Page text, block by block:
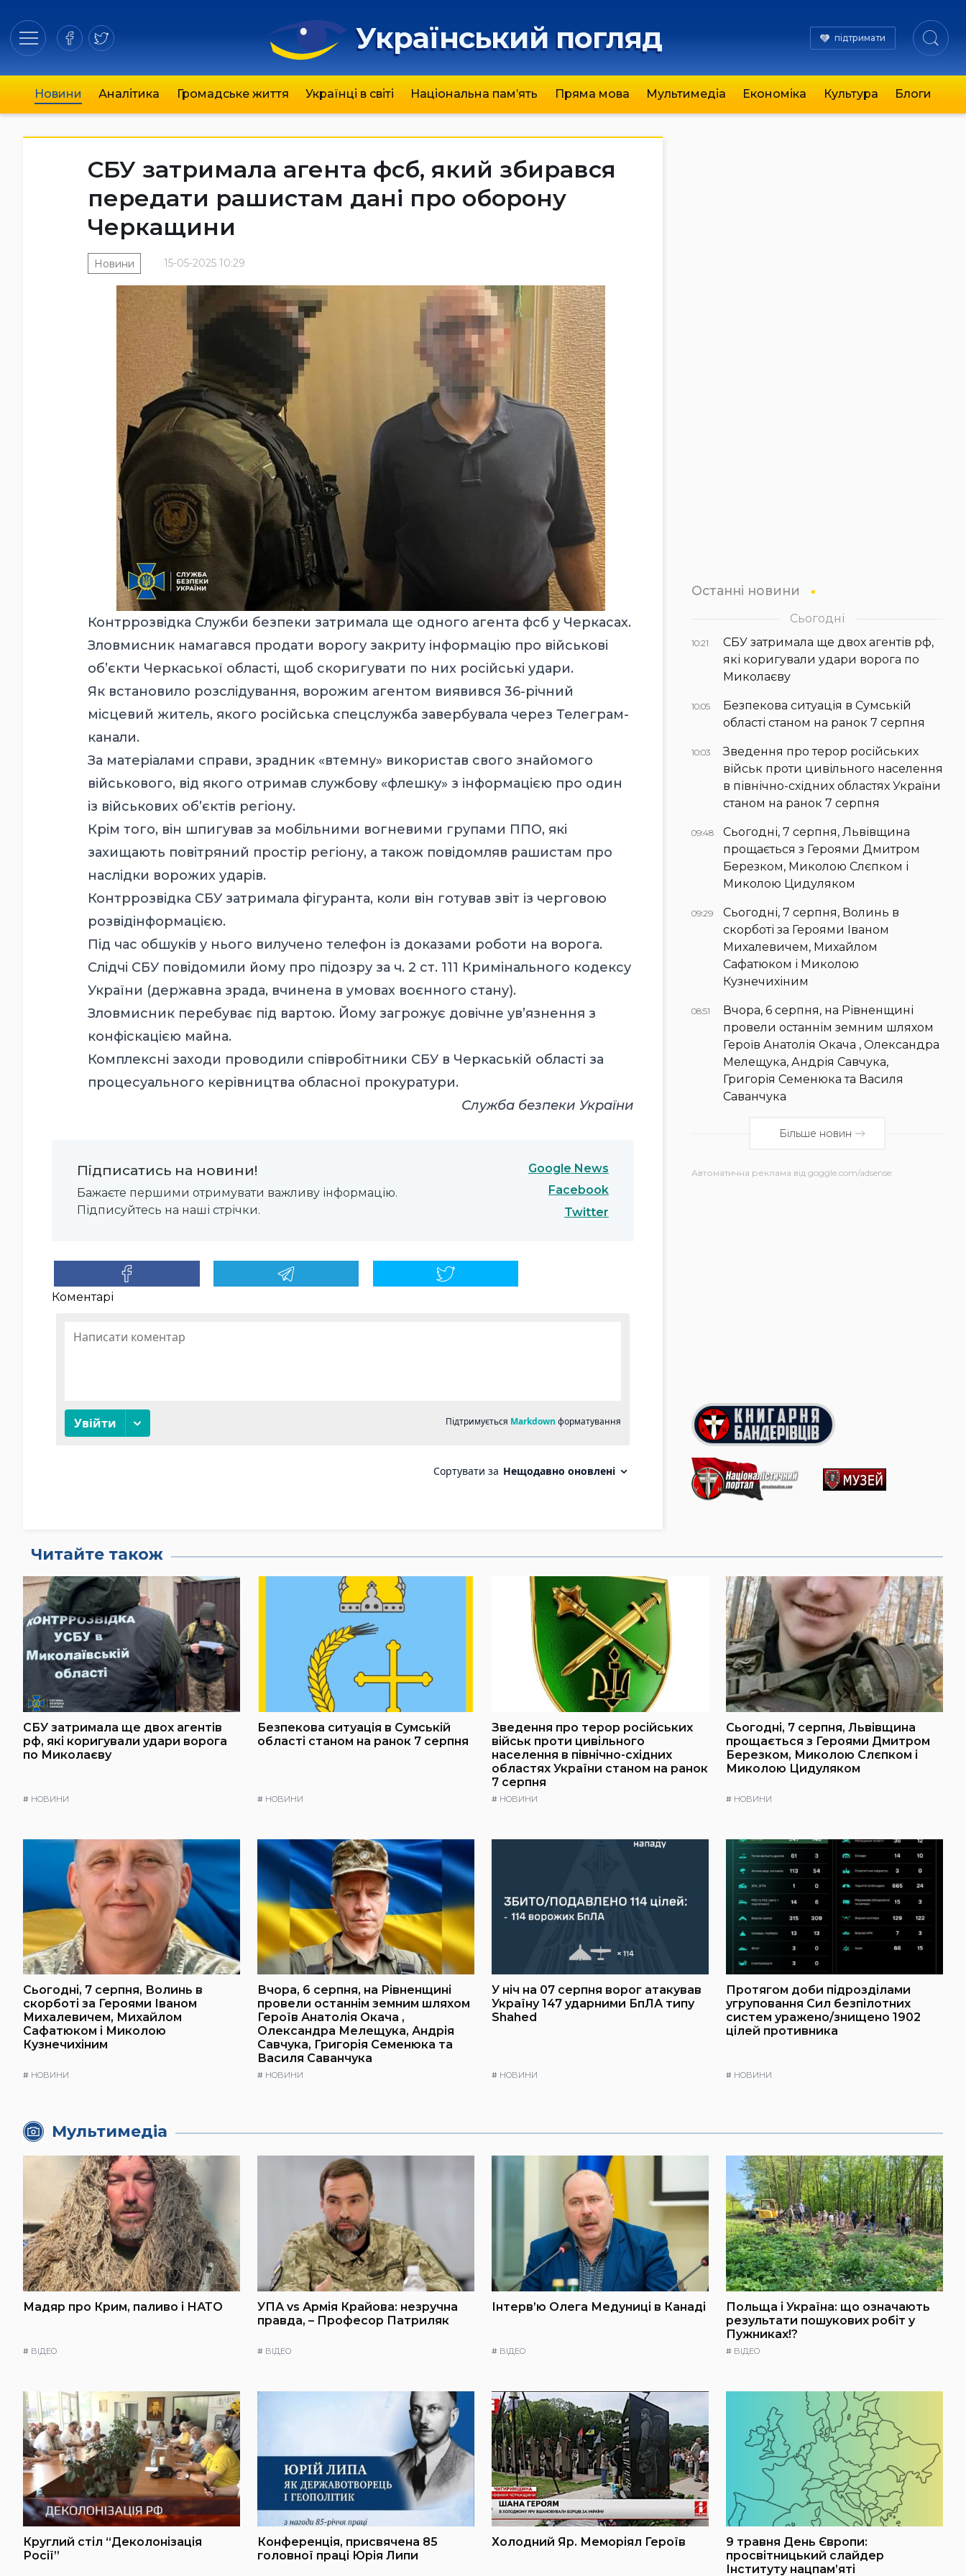
Український погляд підтримати
Новини Аналітика Громадське життя Українці в світі Національна пам’ять Пряма мова Мультимедіа Економіка Культура Блоги
СБУ затримала агента фсб, який збирався
передати рашистам дані про оборону
Черкащини
15-05-2025 10:29
Новини
Контррозвідка Служби безпеки затримала ще одного агента фсб у Черкасах.
Зловмисник намагався продати ворогу закриту інформацію про військові
об’єкти Черкаської області, щоб скоригувати по них російські удари.
Як встановило розслідування, ворожим агентом виявився 36-річний
місцевий житель, якого російська спецслужба завербувала через Телеграм-
канали.
За матеріалами справи, зрадник «втемну» використав свого знайомого
військового, від якого отримав службову «флешку» з інформацією про один
із військових об’єктів регіону.
Крім того, він шпигував за мобільними вогневими групами ППО, які
захищають повітряний простір регіону, а також повідомляв рашистам про
наслідки ворожих ударів.
Контррозвідка СБУ затримала фігуранта, коли він готував звіт із черговою
розвідінформацією.
Під час обшуків у нього вилучено телефон із доказами роботи на ворога.
Слідчі СБУ повідомили йому про підозру за ч. 2 ст. 111 Кримінального кодексу
України (державна зрада, вчинена в умовах воєнного стану).
Зловмисник перебуває під вартою. Йому загрожує довічне ув’язнення з
конфіскацією майна.
Комплексні заходи проводили співробітники СБУ в Черкаській області за
процесуального керівництва обласної прокуратури.
Служба безпеки України
Підписатись на новини!
Бажаєте першими отримувати важливу інформацію.
Підписуйтесь на наші стрічки.
Google News
Facebook
Twitter
Коментарі
Останні новини
Сьогодні
10:21
СБУ затримала ще двох агентів рф,
які коригували удари ворога по
Миколаєву
10:05
Безпекова ситуація в Сумській
області станом на ранок 7 серпня
10:03
Зведення про терор російських
військ проти цивільного населення
в північно-східних областях України
станом на ранок 7 серпня
09:48
Сьогодні, 7 серпня, Львівщина
прощається з Героями Дмитром
Березком, Миколою Слєпком і
Миколою Цидуляком
09:29
Сьогодні, 7 серпня, Волинь в
скорботі за Героями Іваном
Михалевичем, Михайлом
Сафатюком і Миколою
Кузнечихіним
08:51
Вчора, 6 серпня, на Рівненщині
провели останнім земним шляхом
Героїв Анатолія Окача , Олександра
Мелещука, Андрія Савчука,
Григорія Семенюка та Василя
Саванчука
Більше новин
Автоматична реклама від goggle.com/adsense:
Читайте також
СБУ затримала ще двох агентів
рф, які коригували удари ворога
по Миколаєву
# НОВИНИ
Безпекова ситуація в Сумській
області станом на ранок 7 серпня
# НОВИНИ
Зведення про терор російських
військ проти цивільного
населення в північно-східних
областях України станом на ранок
7 серпня
# НОВИНИ
Сьогодні, 7 серпня, Львівщина
прощається з Героями Дмитром
Березком, Миколою Слєпком і
Миколою Цидуляком
# НОВИНИ
Сьогодні, 7 серпня, Волинь в
скорботі за Героями Іваном
Михалевичем, Михайлом
Сафатюком і Миколою
Кузнечихіним
# НОВИНИ
Вчора, 6 серпня, на Рівненщині
провели останнім земним шляхом
Героїв Анатолія Окача ,
Олександра Мелещука, Андрія
Савчука, Григорія Семенюка та
Василя Саванчука
# НОВИНИ
У ніч на 07 серпня ворог атакував
Україну 147 ударними БпЛА типу
Shahed
# НОВИНИ
Протягом доби підрозділами
угруповання Сил безпілотних
систем уражено/знищено 1902
цілей противника
# НОВИНИ
Мультимедіа
Мадяр про Крим, паливо і НАТО
# ВІДЕО
УПА vs Армія Крайова: незручна
правда, – Професор Патриляк
# ВІДЕО
Інтерв’ю Олега Медуниці в Канаді
# ВІДЕО
Польща і Україна: що означають
результати пошукових робіт у
Пужниках!?
# ВІДЕО
Круглий стіл “Деколонізація
Росії”
Конференція, присвячена 85
головної праці Юрія Липи
Холодний Яр. Меморіял Героїв
9 травня День Європи:
просвітницький слайдер
Інституту нацпам’яті